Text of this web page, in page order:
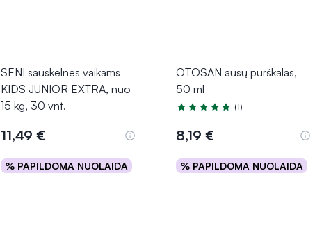
SENI sauskelnės vaikams
KIDS JUNIOR EXTRA, nuo
15 kg, 30 vnt.
11,49 €
% PAPILDOMA NUOLAIDA
Į krepšelį
OTOSAN ausų purškalas,
50 ml
Įvertinimas 5.0 iš 5
(1)
8,19 €
% PAPILDOMA NUOLAIDA
Į krepšelį